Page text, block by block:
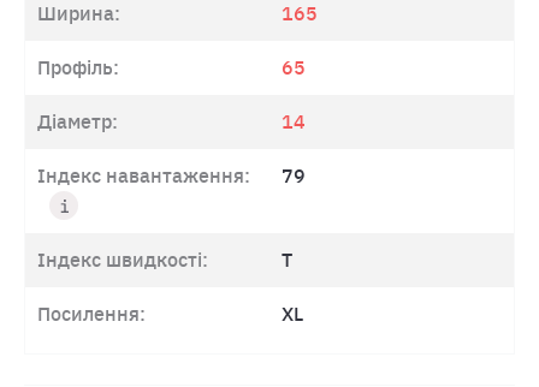
Ширина: 165
Профіль: 65
Діаметр: 14
Індекс навантаження: 79
Індекс швидкості: T
Посилення: XL